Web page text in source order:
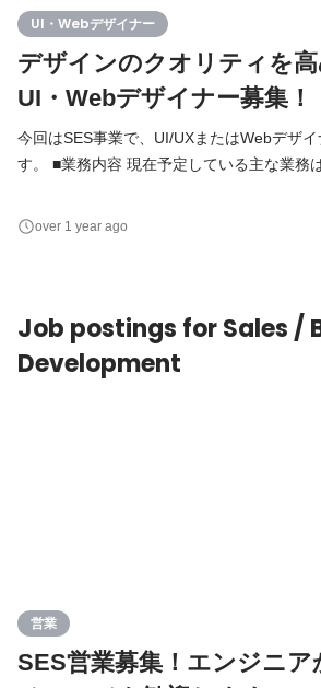
UI・Webデザイナー
デザインのクオリティを
UI・Webデザイナー募集！
今回はSES事業で、UI/UXまたはWebデザ
す。 ■業務内容 現在予定している主な業務は、アプリ内の特設LP
ため、「SESがはじめてで不安」という方
ようサポートいたします。 お客さまとのや
over 1 year ago
Job postings for Sales /
Development
営業
SES営業募集！エンジニ